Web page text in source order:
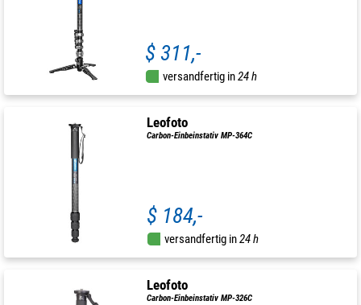
$ 311,-
versandfertig in24 h
Leofoto
Carbon-Einbeinstativ MP-364C
$ 184,-
versandfertig in24 h
Leofoto
Carbon-Einbeinstativ MP-326C